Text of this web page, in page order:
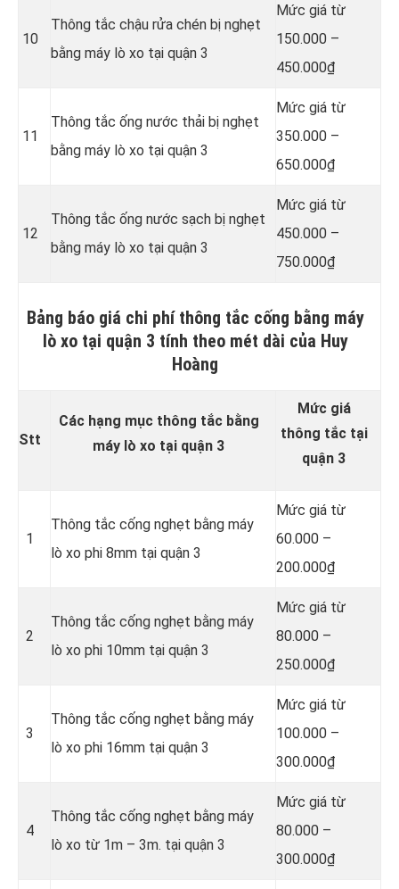
10
Thông tắc chậu rửa chén bị nghẹt
bằng máy lò xo tại quận 3
Mức giá từ
150.000 –
450.000₫
11
Thông tắc ống nước thải bị nghẹt
bằng máy lò xo tại quận 3
Mức giá từ
350.000 –
650.000₫
12
Thông tắc ống nước sạch bị nghẹt
bằng máy lò xo tại quận 3
Mức giá từ
450.000 –
750.000₫
Bảng báo giá chi phí thông tắc cống bằng máy
lò xo tại quận 3 tính theo mét dài của Huy
Hoàng
Stt
Các hạng mục thông tắc bằng
máy lò xo tại quận 3
Mức giá
thông tắc tại
quận 3
1
Thông tắc cống nghẹt bằng máy
lò xo phi 8mm tại quận 3
Mức giá từ
60.000 –
200.000₫
2
Thông tắc cống nghẹt bằng máy
lò xo phi 10mm tại quận 3
Mức giá từ
80.000 –
250.000₫
3
Thông tắc cống nghẹt bằng máy
lò xo phi 16mm tại quận 3
Mức giá từ
100.000 –
300.000₫
4
Thông tắc cống nghẹt bằng máy
lò xo từ 1m – 3m. tại quận 3
Mức giá từ
80.000 –
300.000₫